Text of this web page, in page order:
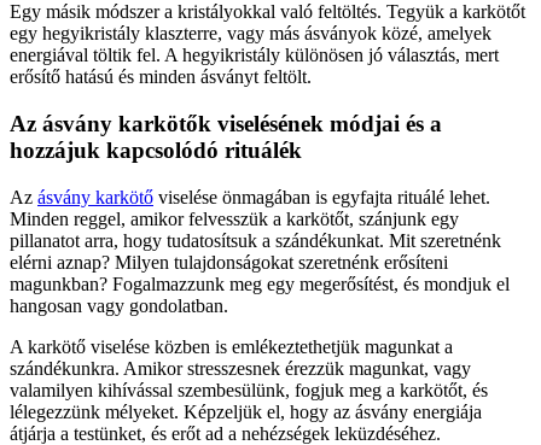
Egy másik módszer a kristályokkal való feltöltés. Tegyük a karkötőt
egy hegyikristály klaszterre, vagy más ásványok közé, amelyek
energiával töltik fel. A hegyikristály különösen jó választás, mert
erősítő hatású és minden ásványt feltölt.
Az ásvány karkötők viselésének módjai és a
hozzájuk kapcsolódó rituálék
Az ásvány karkötő viselése önmagában is egyfajta rituálé lehet.
Minden reggel, amikor felvesszük a karkötőt, szánjunk egy
pillanatot arra, hogy tudatosítsuk a szándékunkat. Mit szeretnénk
elérni aznap? Milyen tulajdonságokat szeretnénk erősíteni
magunkban? Fogalmazzunk meg egy megerősítést, és mondjuk el
hangosan vagy gondolatban.
A karkötő viselése közben is emlékeztethetjük magunkat a
szándékunkra. Amikor stresszesnek érezzük magunkat, vagy
valamilyen kihívással szembesülünk, fogjuk meg a karkötőt, és
lélegezzünk mélyeket. Képzeljük el, hogy az ásvány energiája
átjárja a testünket, és erőt ad a nehézségek leküzdéséhez.